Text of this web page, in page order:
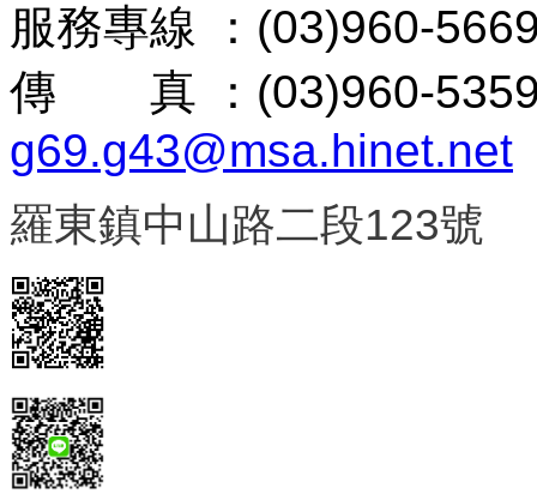
服務專線 ：(03)960-
傳 真 ：(03)960-
g69.g43@msa.hinet.net
羅東鎮中山路二段123號